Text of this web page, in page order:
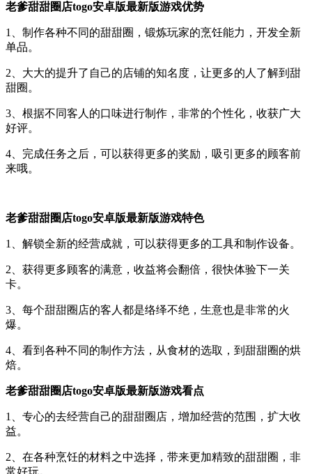
老爹甜甜圈店togo安卓版最新版游戏优势
1、制作各种不同的甜甜圈，锻炼玩家的烹饪能力，开发全新
单品。
2、大大的提升了自己的店铺的知名度，让更多的人了解到甜
甜圈。
3、根据不同客人的口味进行制作，非常的个性化，收获广大
好评。
4、完成任务之后，可以获得更多的奖励，吸引更多的顾客前
来哦。
老爹甜甜圈店togo安卓版最新版游戏特色
1、解锁全新的经营成就，可以获得更多的工具和制作设备。
2、获得更多顾客的满意，收益将会翻倍，很快体验下一关
卡。
3、每个甜甜圈店的客人都是络绎不绝，生意也是非常的火
爆。
4、看到各种不同的制作方法，从食材的选取，到甜甜圈的烘
焙。
老爹甜甜圈店togo安卓版最新版游戏看点
1、专心的去经营自己的甜甜圈店，增加经营的范围，扩大收
益。
2、在各种烹饪的材料之中选择，带来更加精致的甜甜圈，非
常好玩。